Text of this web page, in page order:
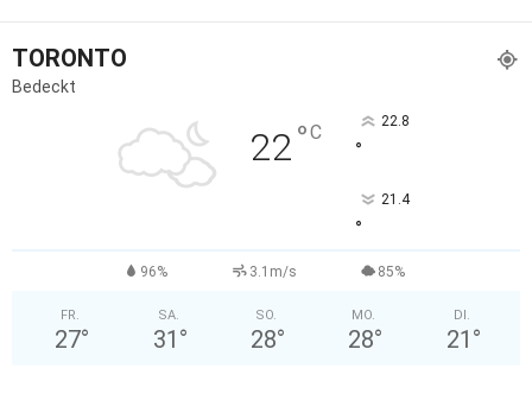
TORONTO
Bedeckt
22°C 22.8
°
21.4
°
96% 3.1m/s 85%
FR.
27°
SA.
31 °
SO.
28°
MO.
28°
DI.
21 °